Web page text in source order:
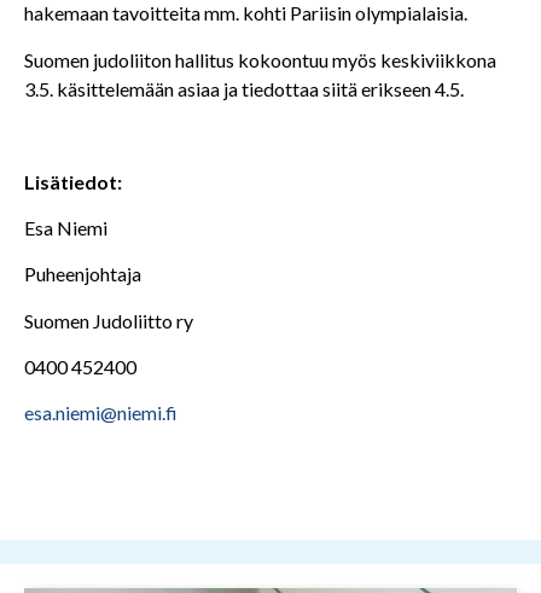
hakemaan tavoitteita mm. kohti Pariisin olympialaisia.
Suomen judoliiton hallitus kokoontuu myös keskiviikkona
3.5. käsittelemään asiaa ja tiedottaa siitä erikseen 4.5.
Lisätiedot:
Esa Niemi
Puheenjohtaja
Suomen Judoliitto ry
0400 452400
esa.niemi@niemi.fi